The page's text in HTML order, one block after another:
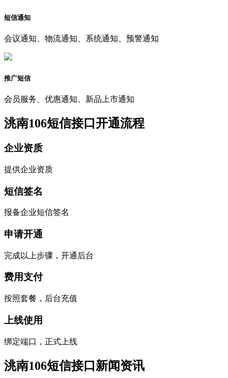
短信通知
会议通知、物流通知、系统通知、预警通知
推广短信
会员服务、优惠通知、新品上市通知
洮南106短信接口开通流程
企业资质
提供企业资质
短信签名
报备企业短信签名
申请开通
完成以上步骤，开通后台
费用支付
按照套餐，后台充值
上线使用
绑定端口，正式上线
洮南106短信接口新闻资讯